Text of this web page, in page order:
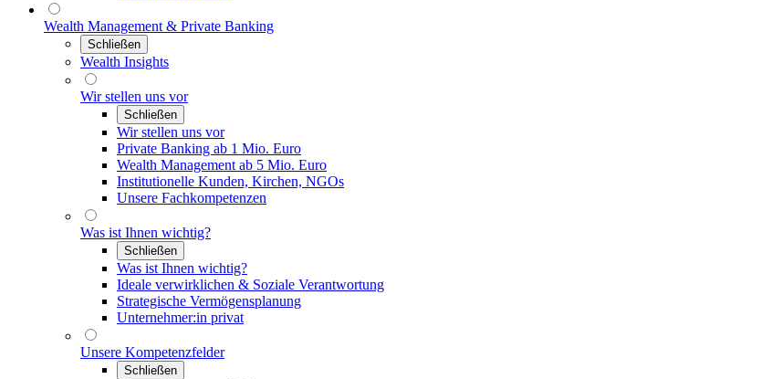
Wealth Management & Private Banking
Schließen
Wealth Insights
Wir stellen uns vor
Schließen
Wir stellen uns vor
Private Banking ab 1 Mio. Euro
Wealth Management ab 5 Mio. Euro
Institutionelle Kunden, Kirchen, NGOs
Unsere Fachkompetenzen
Was ist Ihnen wichtig?
Schließen
Was ist Ihnen wichtig?
Ideale verwirklichen & Soziale Verantwortung
Strategische Vermögensplanung
Unternehmer:in privat
Unsere Kompetenzfelder
Schließen